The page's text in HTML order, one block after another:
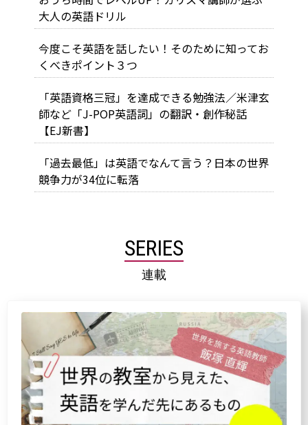
大人の英語ドリル
今度こそ英語を話したい！そのために知ってお
くべきポイント３つ
「英語資格三冠」を達成できる勉強法／米津玄
師など「J-POP英語詞」の翻訳・創作秘話
【EJ新書】
「過去最低」は英語でなんて言う？日本の世界
競争力が34位に転落
SERIES
連載